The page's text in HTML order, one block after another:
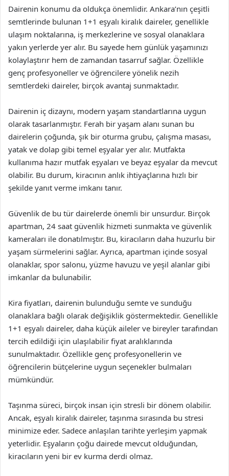
Dairenin konumu da oldukça önemlidir. Ankara’nın çeşitli
semtlerinde bulunan 1+1 eşyalı kiralık daireler, genellikle
ulaşım noktalarına, iş merkezlerine ve sosyal olanaklara
yakın yerlerde yer alır. Bu sayede hem günlük yaşamınızı
kolaylaştırır hem de zamandan tasarruf sağlar. Özellikle
genç profesyoneller ve öğrencilere yönelik nezih
semtlerdeki daireler, birçok avantaj sunmaktadır.
Dairenin iç dizaynı, modern yaşam standartlarına uygun
olarak tasarlanmıştır. Ferah bir yaşam alanı sunan bu
dairelerin çoğunda, şık bir oturma grubu, çalışma masası,
yatak ve dolap gibi temel eşyalar yer alır. Mutfakta
kullanıma hazır mutfak eşyaları ve beyaz eşyalar da mevcut
olabilir. Bu durum, kiracının anlık ihtiyaçlarına hızlı bir
şekilde yanıt verme imkanı tanır.
Güvenlik de bu tür dairelerde önemli bir unsurdur. Birçok
apartman, 24 saat güvenlik hizmeti sunmakta ve güvenlik
kameraları ile donatılmıştır. Bu, kiracıların daha huzurlu bir
yaşam sürmelerini sağlar. Ayrıca, apartman içinde sosyal
olanaklar, spor salonu, yüzme havuzu ve yeşil alanlar gibi
imkanlar da bulunabilir.
Kira fiyatları, dairenin bulunduğu semte ve sunduğu
olanaklara bağlı olarak değişiklik göstermektedir. Genellikle
1+1 eşyalı daireler, daha küçük aileler ve bireyler tarafından
tercih edildiği için ulaşılabilir fiyat aralıklarında
sunulmaktadır. Özellikle genç profesyonellerin ve
öğrencilerin bütçelerine uygun seçenekler bulmaları
mümkündür.
Taşınma süreci, birçok insan için stresli bir dönem olabilir.
Ancak, eşyalı kiralık daireler, taşınma sırasında bu stresi
minimize eder. Sadece anlaşılan tarihte yerleşim yapmak
yeterlidir. Eşyaların çoğu dairede mevcut olduğundan,
kiracıların yeni bir ev kurma derdi olmaz.